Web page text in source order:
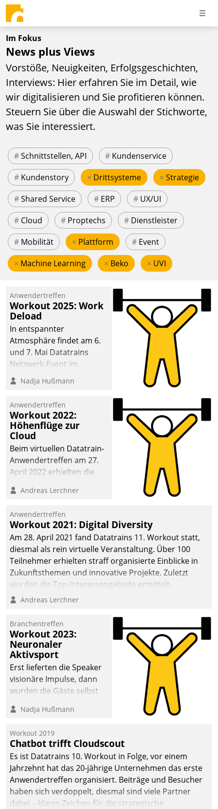
Im Fokus
News plus Views
Vorstöße, Neuigkeiten, Erfolgsgeschichten,
Interviews: Hier erfahren Sie im Detail, wie
wir digitalisieren und Sie profitieren können.
Steuern Sie über die Auswahl der Stichworte,
was Sie interessiert.
#Schnittstellen, API # Kundenservice
# Kundenstory × Drittsysteme × Strategie
#Shared Service # ERP # UX/UI
# Cloud # Proptechs # Dienstleister
# Mobilität × Plattform # Event
× Machine Learning × Beko × UVI
Anwendertreffen
Workout 2025: Work
Deload
In entspannter
Atmosphäre findet am 6.
und 7. Mai Datatrains
Netzwerk-Event im
Kunden- und Partnerkreis
statt. Zentrale Frage: Wie
Mammutprojekte
meistern und Workloads
wuppen – bei zunehmend
anspruchsvollen
Aufgaben und
abnehmendem
Nadja Hußmann
Anwendertreffen
Workout 2022:
Höhenflüge zur
Cloud
Beim virtuellen Datatrain-
Anwendertreffen am 27.
April 2022 erhielten die
Teilnehmer kurzweilige
Cloud-Strategien und -
Lösungen mit hohem
Zukunftspotenzial.
Andreas Lerchner
Anwendertreffen
Workout 2021: Digital Diversity
Am 28. April 2021 fand Datatrains 11. Workout statt,
diesmal als rein virtuelle Veranstaltung. Über 100
Teilnehmer erhielten straff organisierte Einblicke in
Zukunftsthemen und innovative Projekte. Zuletzt
wurden die Top-Interessengebiete ermittelt.
Andreas Lerchner
Branchentreffen
Workout 2023:
Neuronaler
Aktivsport
Erst lieferten die Speaker
visionäre Impulse, dann
wurden die Gäste selbst
methodisch
Quartier. Dazwischen
zeigte Datatrain, was es
Neues zu bieten hat.
Nadja Hußmann
Workout 2019
Chatbot trifft Cloudscout
Es ist Datatrains 10. Workout in Folge, vor einem
Jahrzehnt hat das 20-jährige Unternehmen das erste
Anwendertreffen organisiert. Beiträge und Besucher
haben sich verdoppelt, diesmal sind viele Partner
dabei – klares Zeichen für die strategische